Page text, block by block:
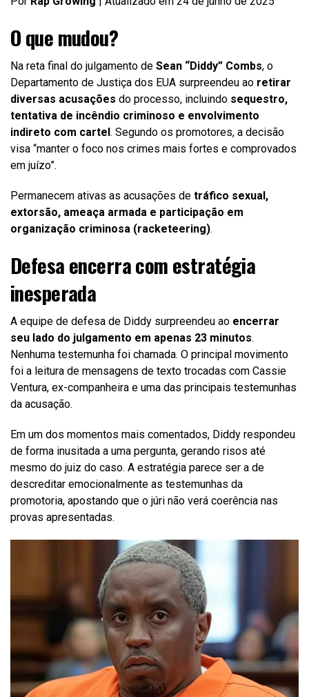
O que mudou?
Na reta final do julgamento de Sean “Diddy” Combs, o
Departamento de Justiça dos EUA surpreendeu ao retirar
diversas acusações do processo, incluindo sequestro,
tentativa de incêndio criminoso e envolvimento
indireto com cartel. Segundo os promotores, a decisão
visa “manter o foco nos crimes mais fortes e comprovados
em juízo”.
Permanecem ativas as acusações de tráfico sexual,
extorsão, ameaça armada e participação em
organização criminosa (racketeering).
Defesa encerra com estratégia
inesperada
A equipe de defesa de Diddy surpreendeu ao encerrar
seu lado do julgamento em apenas 23 minutos.
Nenhuma testemunha foi chamada. O principal movimento
foi a leitura de mensagens de texto trocadas com Cassie
Ventura, ex-companheira e uma das principais testemunhas
da acusação.
Em um dos momentos mais comentados, Diddy respondeu
de forma inusitada a uma pergunta, gerando risos até
mesmo do juiz do caso. A estratégia parece ser a de
descreditar emocionalmente as testemunhas da
promotoria, apostando que o júri não verá coerência nas
provas apresentadas.